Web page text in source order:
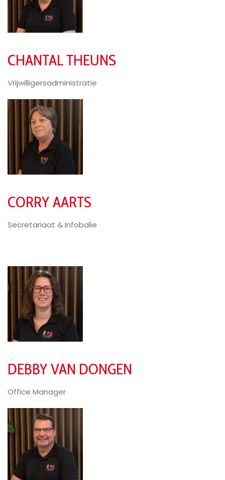
CHANTAL THEUNS
Vrijwilligersadministratie
CORRY AARTS
Secretariaat & Infobalie
DEBBY VAN DONGEN
Office Manager